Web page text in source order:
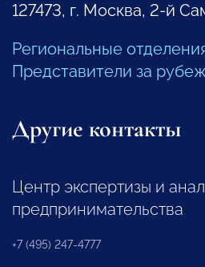
127473, г. Москва, 2-й
Региональные
Представители за
Другие контакты
Центр экспертизы и
предпринимательства
+7 (495) 247-4777